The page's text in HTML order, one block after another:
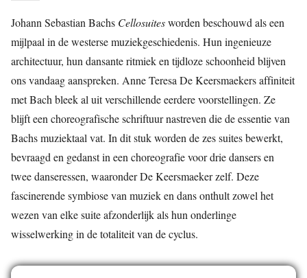
Johann Sebastian Bachs Cellosuitesworden beschouwd als een
mijlpaal in de westerse muziekgeschiedenis. Hun ingenieuze
architectuur, hun dansante ritmiek en tijdloze schoonheid blijven
ons vandaag aanspreken. Anne Teresa De Keersmaekers affiniteit
met Bach bleek al uit verschillende eerdere voorstellingen. Ze
blijft een choreografische schriftuur nastreven die de essentie van
Bachs muziektaal vat. In dit stuk worden de zes suites bewerkt,
bevraagd en gedanst in een choreografie voor drie dansers en
twee danseressen, waaronder De Keersmaeker zelf. Deze
fascinerende symbiose van muziek en dans onthult zowel het
wezen van elke suite afzonderlijk als hun onderlinge
wisselwerking in de totaliteit van de cyclus.